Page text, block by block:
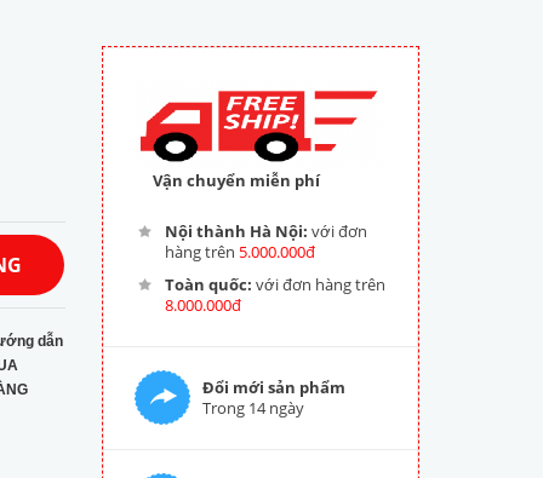
dẫn
Vận chuyển miễn phí
Nội thành Hà Nội: với đơn
hàng trên 5.000.000đ
Toàn quốc: với đơn hàng trên
8.000.000đ
Đổi mới sản phẩm
Trong 14 ngày